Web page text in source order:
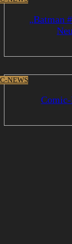
„Batman
NEWS
Comic-